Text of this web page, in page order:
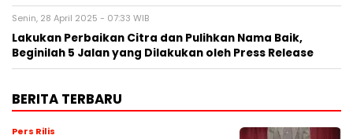
Senin, 28 April 2025 - 07:33 WIB
Lakukan Perbaikan Citra dan Pulihkan Nama Baik,
Beginilah 5 Jalan yang Dilakukan oleh Press Release
BERITA TERBARU
Pers Rilis